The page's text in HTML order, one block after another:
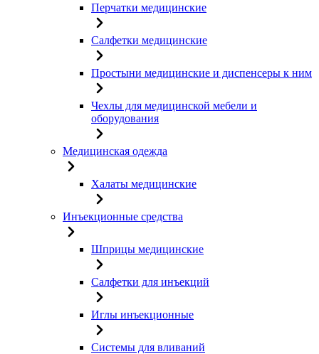
Перчатки медицинские
Салфетки медицинские
Простыни медицинские и диспенсеры к ним
Чехлы для медицинской мебели и
оборудования
Медицинская одежда
Халаты медицинские
Инъекционные средства
Шприцы медицинские
Салфетки для инъекций
Иглы инъекционные
Системы для вливаний